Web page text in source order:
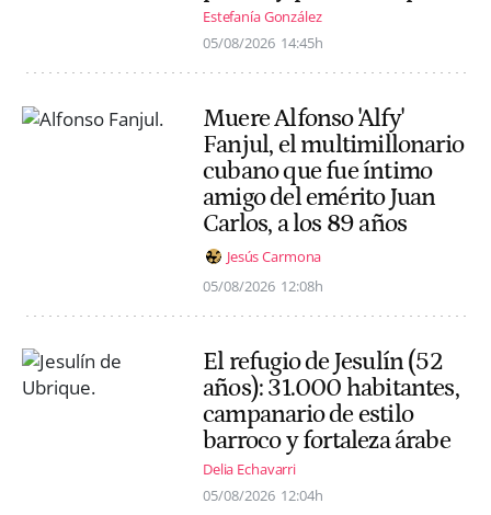
Estefanía González
05/08/2026 14:45h
Muere Alfonso 'Alfy'
Fanjul, el multimillonario
cubano que fue íntimo
amigo del emérito Juan
Carlos, a los 89 años
Jesús Carmona
05/08/2026 12:08h
El refugio de Jesulín (52
años): 31.000 habitantes,
campanario de estilo
barroco y fortaleza árabe
Delia Echavarri
05/08/2026 12:04h